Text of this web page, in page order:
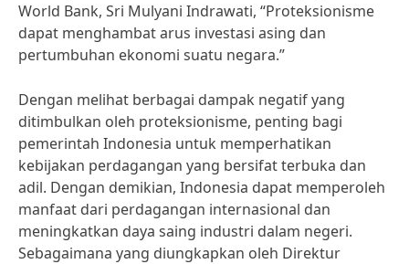
World Bank, Sri Mulyani Indrawati, “Proteksionisme
dapat menghambat arus investasi asing dan
pertumbuhan ekonomi suatu negara.”
Dengan melihat berbagai dampak negatif yang
ditimbulkan oleh proteksionisme, penting bagi
pemerintah Indonesia untuk memperhatikan
kebijakan perdagangan yang bersifat terbuka dan
adil. Dengan demikian, Indonesia dapat memperoleh
manfaat dari perdagangan internasional dan
meningkatkan daya saing industri dalam negeri.
Sebagaimana yang diungkapkan oleh Direktur